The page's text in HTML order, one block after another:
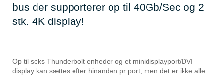
bus der supporterer op til 40Gb/Sec og 2
stk. 4K display!
Op til seks Thunderbolt enheder og et minidisplayport/DVI
display kan sættes efter hinanden pr port, men det er ikke alle